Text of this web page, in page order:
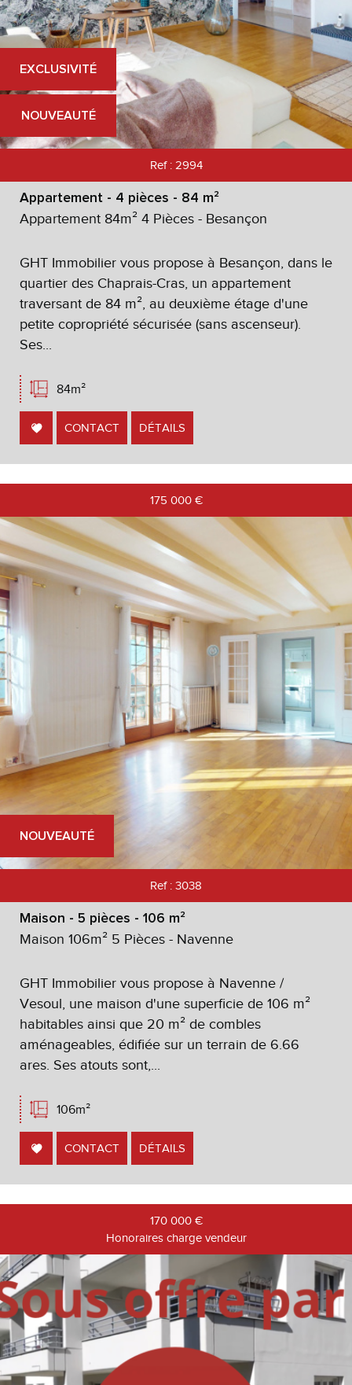
EXCLUSIVITÉ
NOUVEAUTÉ
Ref : 2994
Appartement - 4 pièces - 84 m²
Appartement 84m² 4 Pièces - Besançon
GHT Immobilier vous propose à Besançon, dans le
quartier des Chaprais-Cras, un appartement
traversant de 84 m², au deuxième étage d'une
petite copropriété sécurisée (sans ascenseur).
Ses...
84m²
CONTACT DÉTAILS
NOUVEAUTÉ
175 000 €
Ref : 3038
Maison - 5 pièces - 106 m²
Maison 106m² 5 Pièces - Navenne
GHT Immobilier vous propose à Navenne /
Vesoul, une maison d'une superficie de 106 m²
habitables ainsi que 20 m² de combles
aménageables, édifiée sur un terrain de 6.66
ares. Ses atouts sont,...
106m²
CONTACT DÉTAILS
170 000 €
Honoraires charge vendeur